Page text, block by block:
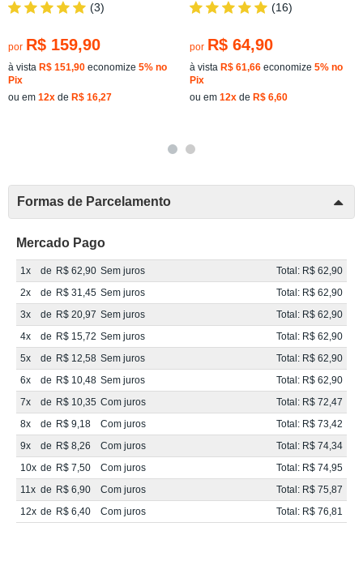
(3)
por R$ 159,90
à vista R$ 151,90 economize 5% no
Pix
ou em 12x de R$ 16,27
(16)
por R$ 64,90
à vista R$ 61,66 economize 5% no
Pix
ou em 12x de R$ 6,60
Formas de Parcelamento
Mercado Pago
1x de R$ 62,90 Sem juros
Total: R$ 62,90
2x
de R$ 31,45 Sem juros
Total: R$ 62,90
3x
de R$ 20,97 Sem juros
Total: R$ 62,90
4x
de R$ 15,72 Sem juros
Total: R$ 62,90
5x
de R$ 12,58 Sem juros
Total: R$ 62,90
6x
de R$ 10,48 Sem juros
Total: R$ 62,90
7x
de R$ 10,35 Com juros
Total: R$ 72,47
8x
de R$ 9,18 Com juros
Total: R$ 73,42
9x
de R$ 8,26 Com juros
Total: R$ 74,34
10x de R$ 7,50 Com juros
Total: R$ 74,95
11x de R$ 6,90 Com juros
Total: R$ 75,87
12x de R$ 6,40 Com juros Total: R$ 76,81